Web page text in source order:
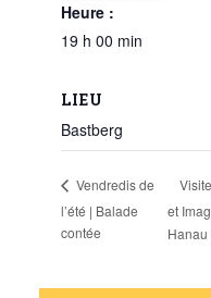
Heure :
19 h 00 min
LIEU
Bastberg
Vendredis de
l’été | Balade
contée
et
Hanau